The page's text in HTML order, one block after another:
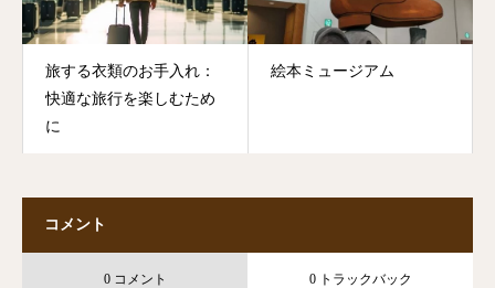
旅する衣類のお手入れ：
快適な旅行を楽しむため
に
絵本ミュージアム
コメント
0 コメント 0 トラックバック